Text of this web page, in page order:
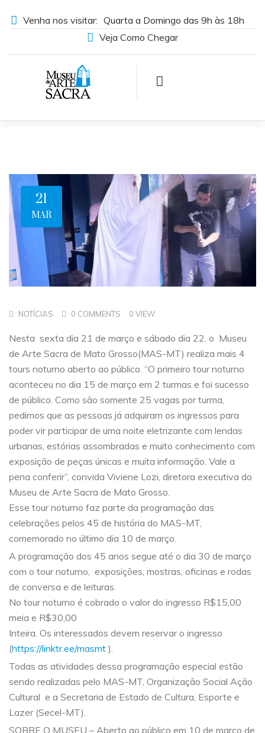
Venha nos visitar: Quarta a Domingo das 9h às 18h
Veja Como Chegar
21
MAR
NOTÍCIAS 0 COMMENTS 0 VIEW
Nesta sexta dia 21 de março e sábado dia 22, o Museu
de Arte Sacra de Mato Grosso(MAS-MT) realiza mais 4
tours noturno aberto ao público. “O primeiro tour noturno
aconteceu no dia 15 de março em 2 turmas e foi sucesso
de público. Como são somente 25 vagas por turma,
pedimos que as pessoas já adquiram os ingressos para
poder vir participar de uma noite eletrizante com lendas
urbanas, estórias assombradas e muito conhecimento com
exposição de peças únicas e muita informação. Vale a
pena conferir”, convida Viviene Lozi, diretora executiva do
Museu de Arte Sacra de Mato Grosso.
Esse tour noturno faz parte da programação das
celebrações pelos 45 de história do MAS-MT,
comemorado no último dia 10 de março.
A programação dos 45 anos segue até o dia 30 de março
com o tour noturno, exposições, mostras, oficinas e rodas
de conversa e de leituras.
No tour noturno é cobrado o valor do ingresso R$15,00
meia e R$30,00
Inteira. Os interessados devem reservar o ingresso
(https://linktr.ee/masmt ).
Todas as atividades dessa programação especial estão
sendo realizadas pelo MAS-MT, Organização Social Ação
Cultural e a Secretaria de Estado de Cultura, Esporte e
Lazer (Secel-MT).
SOBRE O MUSEU – Aberto ao público em 10 de março de